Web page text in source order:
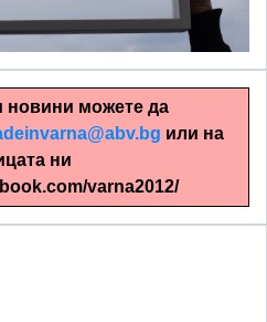
картини
новини можете да
или на
ни
varna2012/